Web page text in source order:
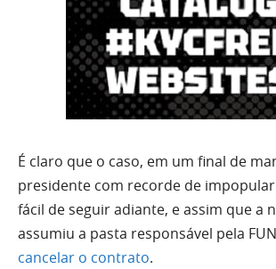
É claro que o caso, em um final de
presidente com recorde de
fácil de seguir adiante, e assim que a
assumiu a pasta responsável pela
cancelar o contrato.